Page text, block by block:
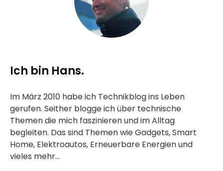
Ich bin Hans.
Im März 2010 habe ich Technikblog ins Leben
gerufen. Seither blogge ich über technische
Themen die mich faszinieren und im Alltag
begleiten. Das sind Themen wie Gadgets, Smart
Home, Elektroautos, Erneuerbare Energien und
vieles mehr...